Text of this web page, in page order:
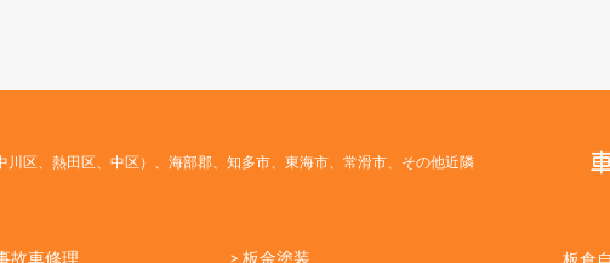
区、熱田区、中区）、海部郡、知多市、東海市、常滑市、その他近隣
故車修理 > 板金塗装 板倉